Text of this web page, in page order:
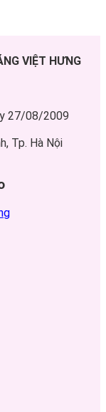
VIỆT HƯNG
27/08/2009
Tp. Hà Nội